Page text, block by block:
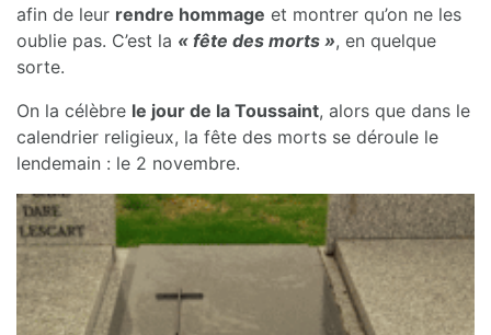
afin de leur rendre hommage et montrer qu’on ne les
oublie pas. C’est la « fête des morts », en quelque
sorte.
On la célèbre le jour de la Toussaint, alors que dans le
calendrier religieux, la fête des morts se déroule le
lendemain : le 2 novembre.